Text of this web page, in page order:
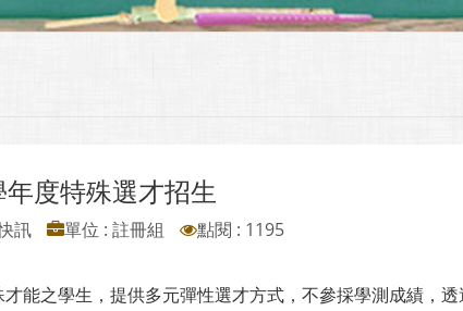
度特殊選才招生
訊 單位 : 註冊組 點閱 : 1195
能之學生，提供多元彈性選才方式，不參採學測成績，